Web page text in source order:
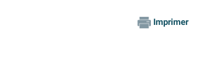
Imprimer